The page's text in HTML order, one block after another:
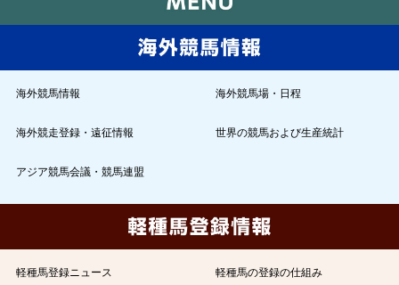
海外競馬情報 海外競馬場・日程
海外競走登録・遠征情報 世界の競馬および生産統計
アジア競馬会議・競馬連盟
軽種馬登録ニュース 軽種馬の登録の仕組み